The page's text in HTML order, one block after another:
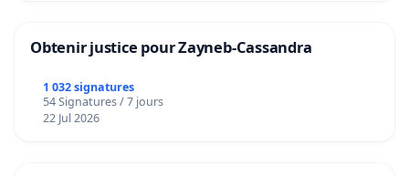
Obtenir justice pour Zayneb-Cassandra
1 032 signatures
54 Signatures / 7 jours
22 Jul 2026